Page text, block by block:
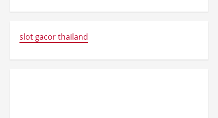
slot gacor thailand